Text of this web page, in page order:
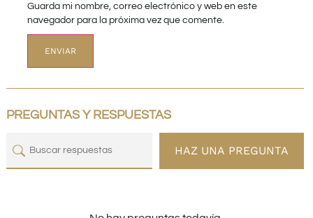
Guarda mi nombre, correo electrónico y web en este
navegador para la próxima vez que comente.
PREGUNTAS Y RESPUESTAS
HAZ UNA PREGUNTA